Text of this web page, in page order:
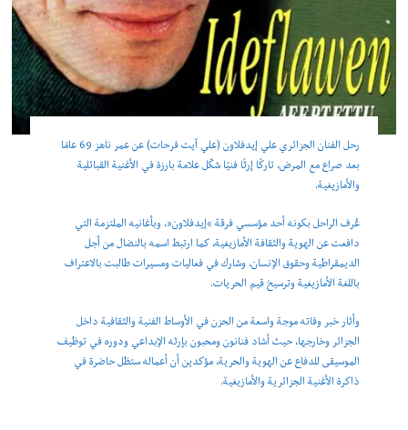
رحل الفنان الجزائري علي إيدفلاون (علي آيت فرحات) عن عمر ناهز 69 عامًا
بعد صراع مع المرض، تاركًا إرثًا فنيًا شكّل علامة بارزة في الأغنية القبائلية
والأمازيغية.
عُرف الراحل بكونه أحد مؤسسي فرقة “إيدفلاون”، وبأغانيه الملتزمة التي
دافعت عن الهوية والثقافة الأمازيغية، كما ارتبط اسمه بالنضال من أجل
الديمقراطية وحقوق الإنسان، وشارك في فعاليات ومسيرات طالبت بالاعتراف
باللغة الأمازيغية وترسيخ قيم الحريات.
وأثار خبر وفاته موجة واسعة من الحزن في الأوساط الفنية والثقافية داخل
الجزائر وخارجها، حيث أشاد فنانون ومحبون بإرثه الإبداعي ودوره في توظيف
الموسيقى للدفاع عن الهوية والحرية، مؤكدين أن أعماله ستظل حاضرة في
ذاكرة الأغنية الجزائرية والأمازيغية.